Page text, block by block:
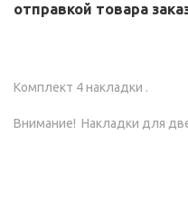
отправкой товара
Комплект 4 накладки .
Внимание! Накладки для